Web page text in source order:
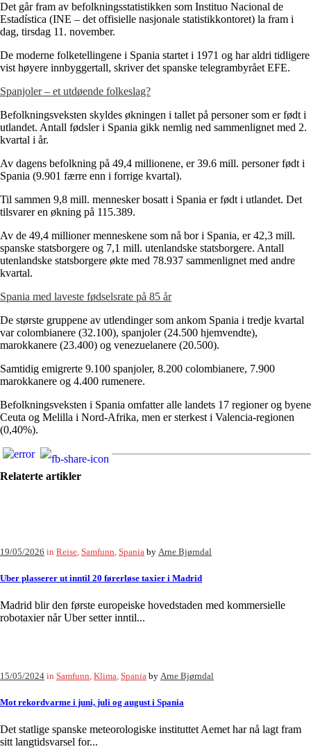
Det går fram av befolkningsstatistikken som Instituo Nacional de
Estadística (INE – det offisielle nasjonale statistikkontoret) la fram i
dag, tirsdag 11. november.
De moderne folketellingene i Spania startet i 1971 og har aldri tidligere
vist høyere innbyggertall, skriver det spanske telegrambyrået EFE.
Spanjoler – et utdøende folkeslag?
Befolkningsveksten skyldes økningen i tallet på personer som er født i
utlandet. Antall fødsler i Spania gikk nemlig ned sammenlignet med 2.
kvartal i år.
Av dagens befolkning på 49,4 millionene, er 39.6 mill. personer født i
Spania (9.901 færre enn i forrige kvartal).
Til sammen 9,8 mill. mennesker bosatt i Spania er født i utlandet. Det
tilsvarer en økning på 115.389.
Av de 49,4 millioner menneskene som nå bor i Spania, er 42,3 mill.
spanske statsborgere og 7,1 mill. utenlandske statsborgere. Antall
utenlandske statsborgere økte med 78.937 sammenlignet med andre
kvartal.
Spania med laveste fødselsrate på 85 år
De største gruppene av utlendinger som ankom Spania i tredje kvartal
var colombianere (32.100), spanjoler (24.500 hjemvendte),
marokkanere (23.400) og venezuelanere (20.500).
Samtidig emigrerte 9.100 spanjoler, 8.200 colombianere, 7.900
marokkanere og 4.400 rumenere.
Befolkningsveksten i Spania omfatter alle landets 17 regioner og byene
Ceuta og Melilla i Nord-Afrika, men er sterkest i Valencia-regionen
(0,40%).
Relaterte artikler
19/05/2026 in Reise Samfunn Spania by Arne Bjørndal
Uber plasserer ut inntil 20 førerløse taxier i Madrid
Madrid blir den første europeiske hovedstaden med kommersielle
robotaxier når Uber setter inntil...
15/05/2024 in Samfunn, Klima, Spania by Arne Bjørndal
Mot rekordvarme i juni, juli og august i Spania
Det statlige spanske meteorologiske instituttet Aemet har nå lagt fram
sitt langtidsvarsel for...